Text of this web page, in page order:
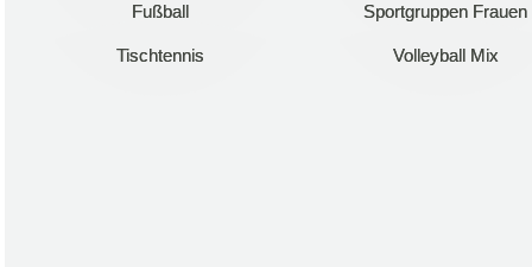
Fußball
Fußball Sportgruppen Frauen
Sportgruppen Frauen
Tischtennis
Tischtennis Volleyball Mix
Volleyball Mix